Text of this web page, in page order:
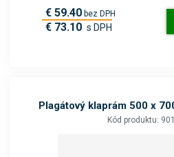
€ 59.40 bez DPH
€ 73.10 s DPH
Plagátový klaprám 500 x
Kód produktu: